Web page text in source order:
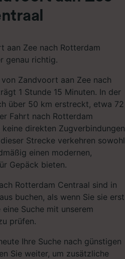
aan Zee nach Rotterdam
genau richtig.
Zandvoort aan Zee nach
1 Stunde 15 Minuten. In der
über 50 km erstreckt, etwa 72
Fahrt nach Rotterdam
direkten Zugverbindungen
Strecke verkehren sowohl
einen modernen,
Gepäck bieten.
Rotterdam Centraal sind in
buchen, als wenn Sie sie erst
Suche mit unserem
prüfen.
Ihre Suche nach günstigen
Sie weiter, um zusätzliche